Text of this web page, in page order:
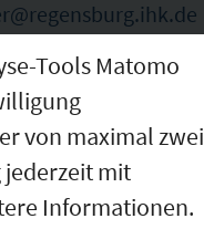
Tools Matomo
von maximal zwei
jederzeit mit
Informationen.